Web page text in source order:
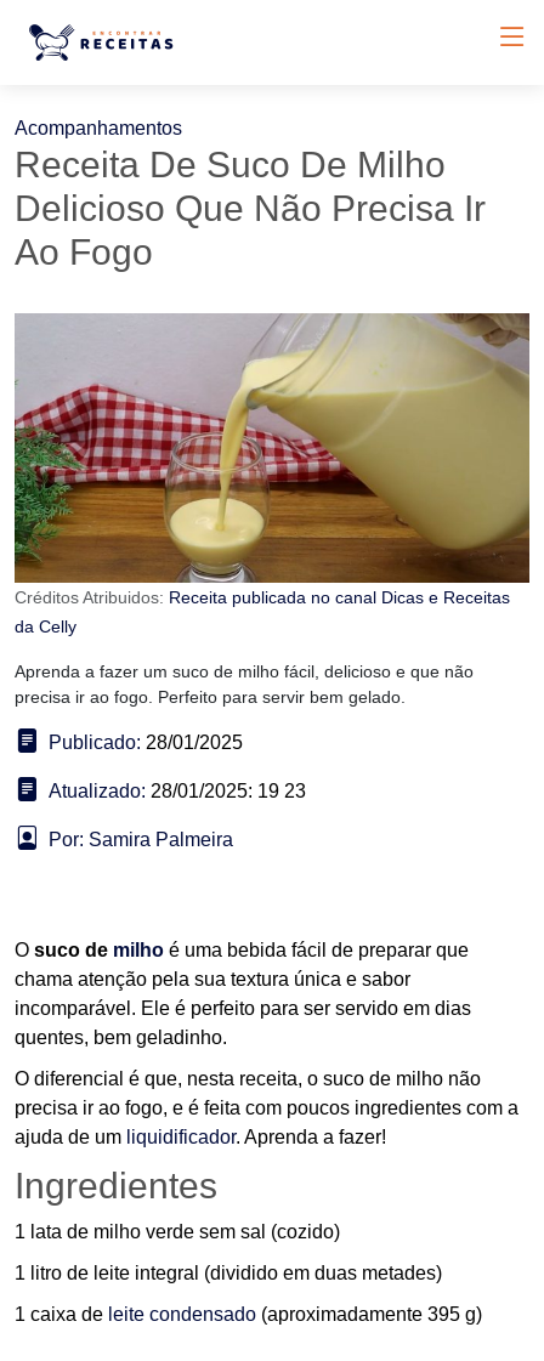
Acompanhamentos
Receita De Suco De Milho
Delicioso Que Não Precisa Ir
Ao Fogo
Créditos Atribuidos: Receita publicada no canal Dicas e Receitas
da Celly
Aprenda a fazer um suco de milho fácil, delicioso e que não
precisa ir ao fogo. Perfeito para servir bem gelado.
Publicado: 28/01/2025
Atualizado: 28/01/2025: 19 23
Por: Samira Palmeira
O suco de milho é uma bebida fácil de preparar que
chama atenção pela sua textura única e sabor
incomparável. Ele é perfeito para ser servido em dias
quentes, bem geladinho.
O diferencial é que, nesta receita, o suco de milho não
precisa ir ao fogo, e é feita com poucos ingredientes com a
ajuda de um liquidificador. Aprenda a fazer!
Ingredientes
1 lata de milho verde sem sal (cozido)
1 litro de leite integral (dividido em duas metades)
1 caixa de leite condensado (aproximadamente 395 g)